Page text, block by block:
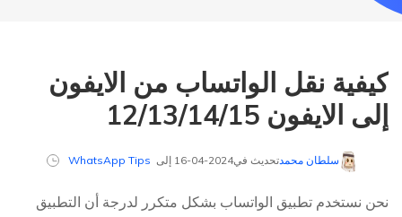
كيفية نقل الواتساب من الايفون
إلى الايفون 12/13/14/15
سلطان محمدتحديث في2024-04-16 إلى WhatsApp Tips
نحن نستخدم تطبيق الواتساب بشكل متكرر لدرجة أن التطبيق